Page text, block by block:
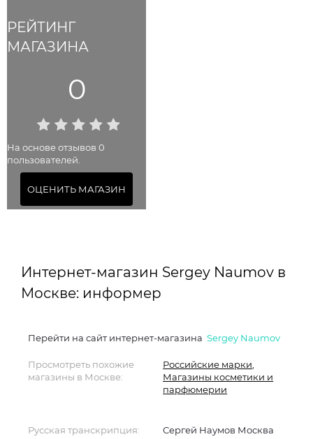
РЕЙТИНГ
МАГАЗИНА
0
На основе отзывов 0
пользователей.
ОЦЕНИТЬ МАГАЗИН
Интернет-магазин Sergey Naumov в
Москве: информер
Перейти на сайт интернет-магазина Sergey Naumov
Просмотреть похожие
магазины в Москве:
Российские марки
Магазины косметики и
парфюмерии
Русская транскрипция: Сергей Наумов Москва